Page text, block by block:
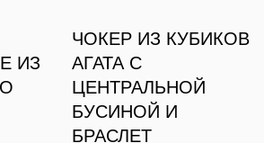
ИЗ
ЧОКЕР ИЗ КУБИКОВ
АГАТА С
ЦЕНТРАЛЬНОЙ
БУСИНОЙ И
БРАСЛЕТ